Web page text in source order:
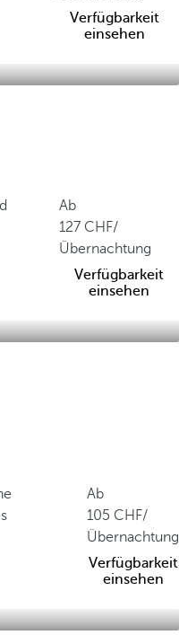
Verfügbarkeit
einsehen
Ab
127
/
Übernachtung
Verfügbarkeit
einsehen
Ab
105
/
Übernachtung
Verfügbarkeit
einsehen